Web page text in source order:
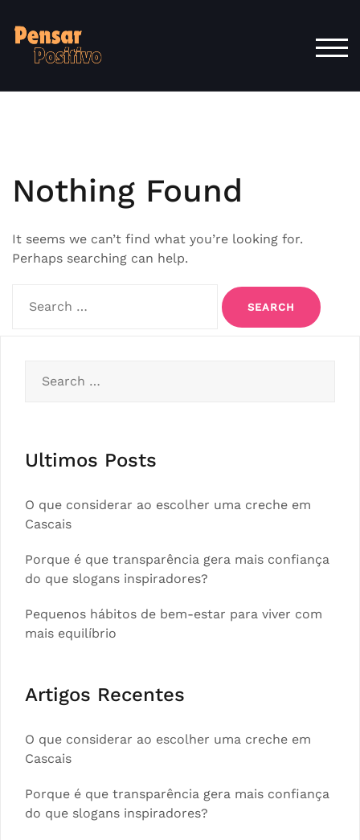
content
Nothing Found
It seems we can’t find what you’re looking for.
Perhaps searching can help.
for:
for:
Ultimos Posts
O que considerar ao escolher uma creche em
Cascais
Porque é que transparência gera mais confiança
do que slogans inspiradores?
Pequenos hábitos de bem-estar para viver com
mais equilíbrio
Artigos Recentes
O que considerar ao escolher uma creche em
Cascais
Porque é que transparência gera mais confiança
do que slogans inspiradores?